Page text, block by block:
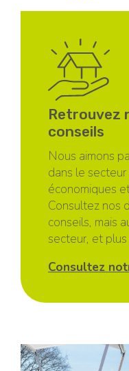
Retrouvez
conseils
Nous aimons
dans le
économiques
Consultez nos
conseils, mais
secteur, et
Consultez